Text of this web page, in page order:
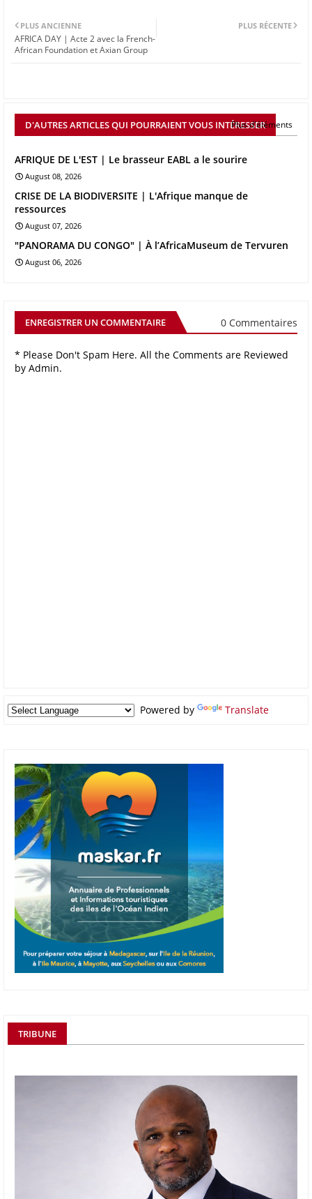
PLUS RÉCENTE
PLUS ANCIENNE
AFRICA DAY | Acte 2 avec la French-
African Foundation et Axian Group
D'AUTRES ARTICLES QUI POURRAIENT VOUS INTÉRESSER
Plus d'éléments
AFRIQUE DE L'EST | Le brasseur EABL a le sourire
August 08, 2026
CRISE DE LA BIODIVERSITE | L'Afrique manque de
ressources
August 07, 2026
"PANORAMA DU CONGO" | À l’AfricaMuseum de Tervuren
August 06, 2026
ENREGISTRER UN COMMENTAIRE 0 Commentaires
* Please Don't Spam Here. All the Comments are Reviewed
by Admin.
Powered by Translate
TRIBUNE